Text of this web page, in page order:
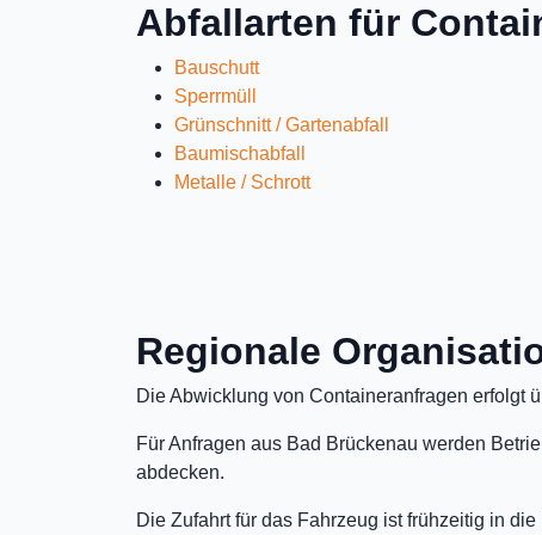
Abfallarten für
Bauschutt
Sperrmüll
Grünschnitt / Gartenabfall
Baumischabfall
Metalle / Schrott
Regionale
Die Abwicklung von Containeranfragen erfolgt
Für Anfragen aus Bad Brückenau werden
abdecken.
Die Zufahrt für das Fahrzeug ist frühzeitig in